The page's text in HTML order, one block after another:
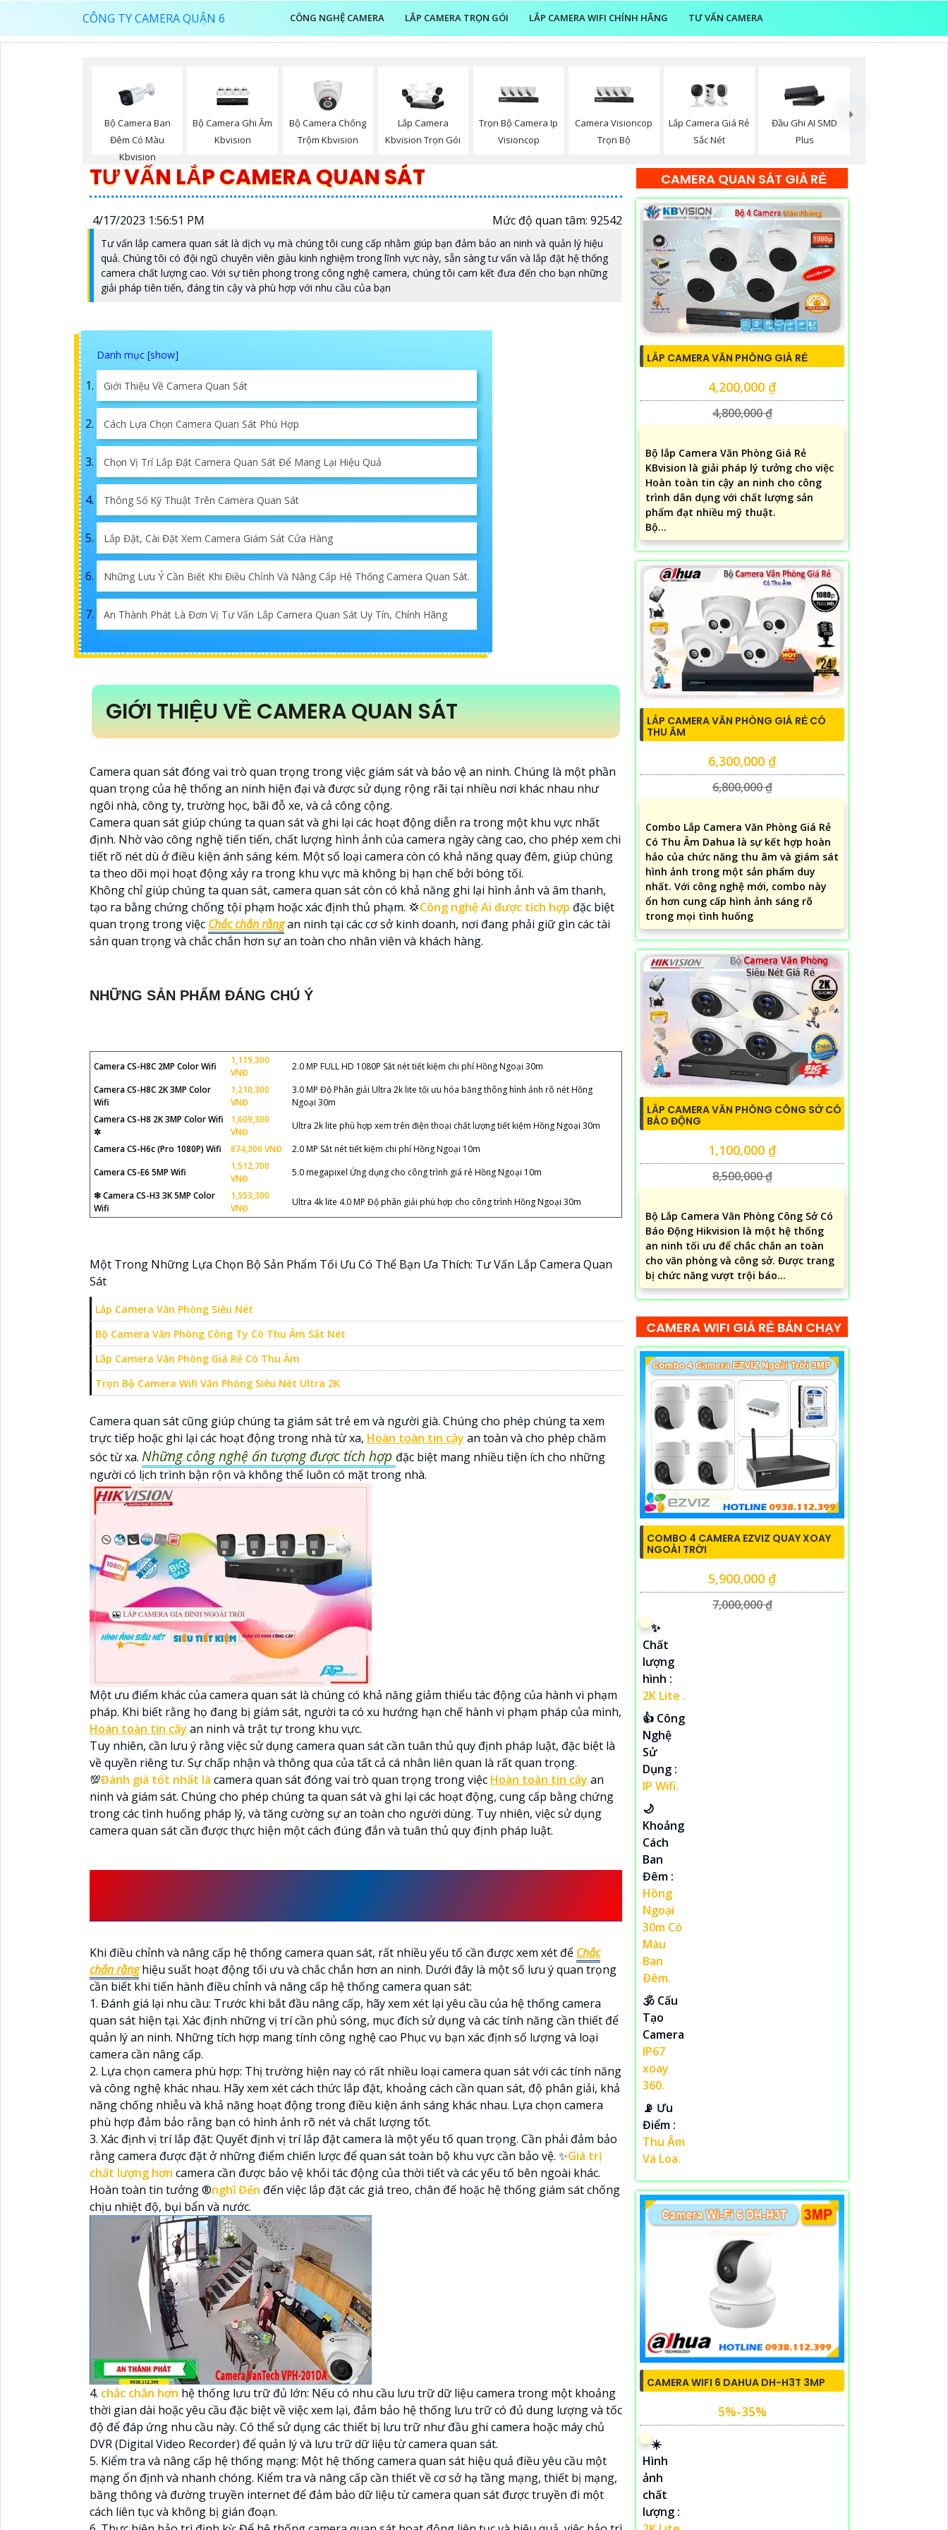
CÔNG TY CAMERA QUẬN 6 CÔNG NGHỆ CAMERA LẮP CAMERA TRỌN GÓI LẮP CAMERA WIFI CHÍNH HÃNG TƯ VẤN CAMERA
Bộ Camera Ban
Đêm Có Màu
Kbvision
Bộ Camera Ghi Âm
Kbvision
Bộ Camera Chống
Trộm Kbvision
Lắp Camera
Kbvision Trọn Gói
Trọn Bộ Camera Ip
Visioncop
Camera Visioncop
Trọn Bộ
Lắp Camera Giá Rẻ
Sắc Nét
Đầu Ghi AI SMD
Plus
TƯ VẤN LẮP CAMERA QUAN SÁT
4/17/2023 1:56:51 PM Mức độ quan tâm: 92542
Tư vấn lắp camera quan sát là dịch vụ mà chúng tôi cung cấp nhằm giúp bạn đảm bảo an ninh và quản lý hiệu
quả. Chúng tôi có đội ngũ chuyên viên giàu kinh nghiệm trong lĩnh vực này, sẵn sàng tư vấn và lắp đặt hệ thống
camera chất lượng cao. Với sự tiên phong trong công nghệ camera, chúng tôi cam kết đưa đến cho bạn những
giải pháp tiên tiến, đáng tin cậy và phù hợp với nhu cầu của bạn
Giới Thiệu Về Camera Quan Sát
Cách Lựa Chọn Camera Quan Sát Phù Hợp
Chọn Vị Trí Lắp Đặt Camera Quan Sát Để Mang Lại Hiệu Quả
Thông Số Kỹ Thuật Trên Camera Quan Sát
Lắp Đặt, Cài Đặt Xem Camera Giám Sát Cửa Hàng
Những Lưu Ý Cần Biết Khi Điều Chỉnh Và Nâng Cấp Hệ Thống Camera Quan Sát.
An Thành Phát Là Đơn Vị Tư Vấn Lắp Camera Quan Sát Uy Tín, Chính Hãng
GIỚI THIỆU VỀ CAMERA QUAN SÁT
Camera quan sát đóng vai trò quan trọng trong việc giám sát và bảo vệ an ninh. Chúng là một phần
quan trọng của hệ thống an ninh hiện đại và được sử dụng rộng rãi tại nhiều nơi khác nhau như
ngôi nhà, công ty, trường học, bãi đỗ xe, và cả công cộng.
Camera quan sát giúp chúng ta quan sát và ghi lại các hoạt động diễn ra trong một khu vực nhất
định. Nhờ vào công nghệ tiến tiến, chất lượng hình ảnh của camera ngày càng cao, cho phép xem chi
tiết rõ nét dù ở điều kiện ánh sáng kém. Một số loại camera còn có khả năng quay đêm, giúp chúng
ta theo dõi mọi hoạt động xảy ra trong khu vực mà không bị hạn chế bởi bóng tối.
Không chỉ giúp chúng ta quan sát, camera quan sát còn có khả năng ghi lại hình ảnh và âm thanh,
tạo ra bằng chứng chống tội phạm hoặc xác định thủ phạm. 💢Công nghệ Ai được tích hợp đặc biệt
quan trọng trong việc Chắc chắn rằngan ninh tại các cơ sở kinh doanh, nơi đang phải giữ gìn các tài
sản quan trọng và chắc chắn hơn sự an toàn cho nhân viên và khách hàng.
NHỮNG SẢN PHẨM ĐÁNG CHÚ Ý
Camera CS-H8C 2MP Color Wifi
1,119,300
VNĐ
2.0 MP FULL HD 1080P Sắt nét tiết kiệm chi phí Hồng Ngoại 30m
Camera CS-H8C 2K 3MP Color
Wifi
1,210,300
VNĐ
3.0 MP Độ Phân giải Ultra 2k lite tối ưu hóa băng thông hình ảnh rõ nét Hồng
Ngoại 30m
Camera CS-H8 2K 3MP Color Wifi
✲
1,609,300
VNĐ
Ultra 2k lite phù hợp xem trên điện thoại chất lượng tiết kiệm Hồng Ngoại 30m
Camera CS-H6c (Pro 1080P) Wifi
874,300 VNĐ
2.0 MP Sắt nét tiết kiệm chi phí Hồng Ngoại 10m
Camera CS-E6 5MP Wifi
1,512,700
VNĐ
5.0 megapixel Ứng dụng cho công trình giá rẻ Hồng Ngoại 10m
❇ Camera CS-H3 3K 5MP Color
Wifi
1,553,300
VNĐ
Ultra 4k lite 4.0 MP Độ phân giải phù hợp cho công trình Hồng Ngoại 30m
Một Trong Những Lựa Chọn Bộ Sản Phẩm Tối Ưu Có Thể Bạn Ưa Thích: Tư Vấn Lắp Camera Quan
Sát
Lắp Camera Văn Phòng Siêu Nét
Bộ Camera Văn Phòng Công Ty Có Thu Âm Sắt Nét
Lắp Camera Văn Phòng Giá Rẻ Có Thu Âm
Trọn Bộ Camera Wifi Văn Phòng Siêu Nét Ultra 2K
Camera quan sát cũng giúp chúng ta giám sát trẻ em và người già. Chúng cho phép chúng ta xem
trực tiếp hoặc ghi lại các hoạt động trong nhà từ xa, Hoàn toàn tin cậy an toàn và cho phép chăm
sóc từ xa. Những công nghệ ấn tượng được tích hợp đặc biệt mang nhiều tiện ích cho những
người có lịch trình bận rộn và không thể luôn có mặt trong nhà.
Một ưu điểm khác của camera quan sát là chúng có khả năng giảm thiểu tác động của hành vi phạm
pháp. Khi biết rằng họ đang bị giám sát, người ta có xu hướng hạn chế hành vi phạm pháp của mình,
Hoàn toàn tin cậy an ninh và trật tự trong khu vực.
Tuy nhiên, cần lưu ý rằng việc sử dụng camera quan sát cần tuân thủ quy định pháp luật, đặc biệt là
về quyền riêng tư. Sự chấp nhận và thông qua của tất cả cá nhân liên quan là rất quan trọng.
💯Đánh giá tốt nhất là camera quan sát đóng vai trò quan trọng trong việc Hoàn toàn tin cậy an
ninh và giám sát. Chúng cho phép chúng ta quan sát và ghi lại các hoạt động, cung cấp bằng chứng
trong các tình huống pháp lý, và tăng cường sự an toàn cho người dùng. Tuy nhiên, việc sử dụng
camera quan sát cần được thực hiện một cách đúng đắn và tuân thủ quy định pháp luật.
Khi điều chỉnh và nâng cấp hệ thống camera quan sát, rất nhiều yếu tố cần được xem xét để Chắc
chắn rằnghiệu suất hoạt động tối ưu và chắc chắn hơn an ninh. Dưới đây là một số lưu ý quan trọng
cần biết khi tiến hành điều chỉnh và nâng cấp hệ thống camera quan sát:
1. Đánh giá lại nhu cầu: Trước khi bắt đầu nâng cấp, hãy xem xét lại yêu cầu của hệ thống camera
quan sát hiện tại. Xác định những vị trí cần phủ sóng, mục đích sử dụng và các tính năng cần thiết để
quản lý an ninh. Những tích hợp mang tính công nghệ cao Phục vụ bạn xác định số lượng và loại
camera cần nâng cấp.
2. Lựa chọn camera phù hợp: Thị trường hiện nay có rất nhiều loại camera quan sát với các tính năng
và công nghệ khác nhau. Hãy xem xét cách thức lắp đặt, khoảng cách cần quan sát, độ phân giải, khả
năng chống nhiễu và khả năng hoạt động trong điều kiện ánh sáng khác nhau. Lựa chọn camera
phù hợp đảm bảo rằng bạn có hình ảnh rõ nét và chất lượng tốt.
3. Xác định vị trí lắp đặt: Quyết định vị trí lắp đặt camera là một yếu tố quan trọng. Cần phải đảm bảo
rằng camera được đặt ở những điểm chiến lược để quan sát toàn bộ khu vực cần bảo vệ. ✨Giá trị
chất lượng hơn camera cần được bảo vệ khỏi tác động của thời tiết và các yếu tố bên ngoài khác.
Hoàn toàn tin tưởng ®️nghĩ Đến đến việc lắp đặt các giá treo, chân đế hoặc hệ thống giám sát chống
chịu nhiệt độ, bụi bẩn và nước.
4. chắc chắn hơn hệ thống lưu trữ đủ lớn: Nếu có nhu cầu lưu trữ dữ liệu camera trong một khoảng
thời gian dài hoặc yêu cầu đặc biệt về việc xem lại, đảm bảo hệ thống lưu trữ có đủ dung lượng và tốc
độ để đáp ứng nhu cầu này. Có thể sử dụng các thiết bị lưu trữ như đầu ghi camera hoặc máy chủ
DVR (Digital Video Recorder) để quản lý và lưu trữ dữ liệu từ camera quan sát.
5. Kiểm tra và nâng cấp hệ thống mạng: Một hệ thống camera quan sát hiệu quả điều yêu cầu một
mạng ổn định và nhanh chóng. Kiểm tra và nâng cấp cần thiết về cơ sở hạ tầng mạng, thiết bị mạng,
băng thông và đường truyền internet để đảm bảo dữ liệu từ camera quan sát được truyền đi một
cách liên tục và không bị gián đoạn.
CAMERA QUAN SÁT GIÁ RẺ
LẮP CAMERA VĂN PHÒNG GIÁ RẺ
4,200,000 ₫
4,800,000 ₫
Bộ lắp Camera Văn Phòng Giá Rẻ
KBvision là giải pháp lý tưởng cho việc
Hoàn toàn tin cậy an ninh cho công
trình dân dụng với chất lượng sản
phẩm đạt nhiều mỹ thuật.
Bộ...
LẮP CAMERA VĂN PHÒNG GIÁ RẺ CÓ
THU ÂM
6,300,000 ₫
6,800,000 ₫
Combo Lắp Camera Văn Phòng Giá Rẻ
Có Thu Âm Dahua là sự kết hợp hoàn
hảo của chức năng thu âm và giám sát
hình ảnh trong một sản phẩm duy
nhất. Với công nghệ mới, combo này
ổn hơn cung cấp hình ảnh sáng rõ
trong mọi tình huống
LẮP CAMERA VĂN PHÒNG CÔNG SỞ CÓ
BÁO ĐỘNG
1,100,000 ₫
8,500,000 ₫
Bộ Lắp Camera Văn Phòng Công Sở Có
Báo Động Hikvision là một hệ thống
an ninh tối ưu để chắc chắn an toàn
cho văn phòng và công sở. Được trang
bị chức năng vượt trội báo...
CAMERA WIFI GIÁ RẺ BÁN CHẠY
COMBO 4 CAMERA EZVIZ QUAY XOAY
NGOÀI TRỜI
5,900,000 ₫
7,000,000 ₫
✨
Chất
lượng
hình :
2K Lite .
👍 Công
Nghệ
Sử
Dụng :
IP Wifi.
🌙
Khoảng
Cách
Ban
Đêm :
Hồng
Ngoại
30m Có
Màu
Ban
Ðêm.
🕉️ Cấu
Tạo
Camera
IP67
xoay
360.
️📡 Ưu
Điểm :
Thu Âm
Và Loa.
CAMERA WIFI 6 DAHUA DH-H3T 3MP
5%-35%
☀️
Hình
ảnh
chất
lượng :